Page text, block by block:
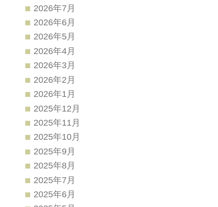
2026年7月
2026年6月
2026年5月
2026年4月
2026年3月
2026年2月
2026年1月
2025年12月
2025年11月
2025年10月
2025年9月
2025年8月
2025年7月
2025年6月